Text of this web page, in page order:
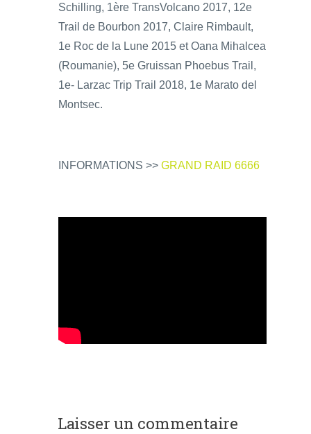
Schilling, 1ère TransVolcano 2017, 12e
Trail de Bourbon 2017, Claire Rimbault,
1e Roc de la Lune 2015 et Oana Mihalcea
(Roumanie), 5e Gruissan Phoebus Trail,
1e- Larzac Trip Trail 2018, 1e Marato del
Montsec.
INFORMATIONS >> GRAND RAID 6666
Laisser un commentaire